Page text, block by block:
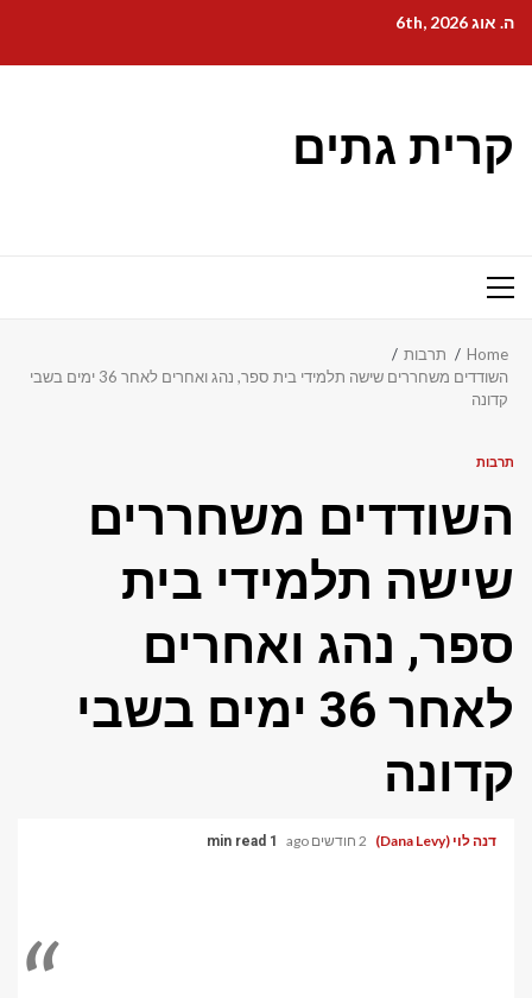
content
ה. אוג 6th, 2026
קרית גתים
Primary
Home
תרבות
השודדים משחררים שישה תלמידי בית ספר, נהג ואחרים לאחר 36 ימים בשבי
קדונה
תרבות
השודדים משחררים
שישה תלמידי בית
ספר, נהג ואחרים
לאחר 36 ימים בשבי
קדונה
דנה לוי (Dana Levy) 2 חודשים ago 1 min read